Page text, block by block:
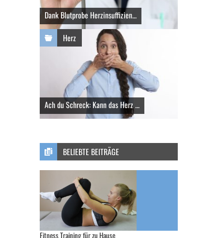
Dank Blutprobe Herzinsuffizien...
Herz
Ach du Schreck: Kann das Herz ...
BELIEBTE BEITRÄGE
Fitness Training für zu Hause